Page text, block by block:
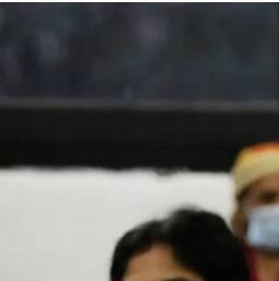
-19 தொற்று
எழுதியவர் Venkatalakshmi V May
செய்தி முன்னோட்டம்
இந்த ஆண்டு
பதிவாகியுள்ளது.
இது குறித்து